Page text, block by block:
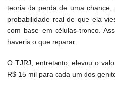
teoria da perda de uma
probabilidade real de que ela
com base em células-tronco.
haveria o que reparar.
O TJRJ, entretanto, elevou o
R$ 15 mil para cada um dos